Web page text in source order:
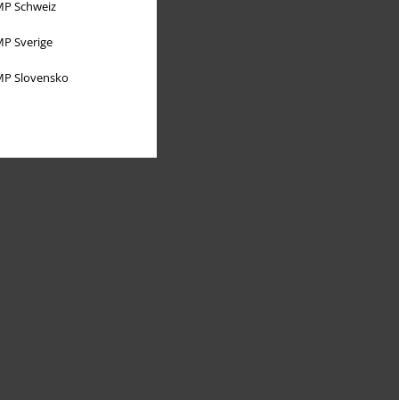
Schweiz
Sverige
Slovensko